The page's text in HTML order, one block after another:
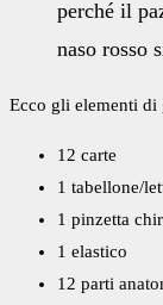
perché il
naso rosso
Ecco gli elementi di
12 carte
1 tabellone/
1 pinzetta
1 elastico
12 parti